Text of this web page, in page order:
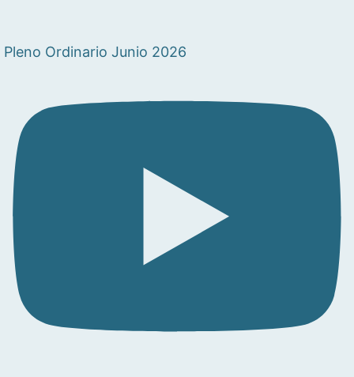
Pleno Ordinario Junio 2026